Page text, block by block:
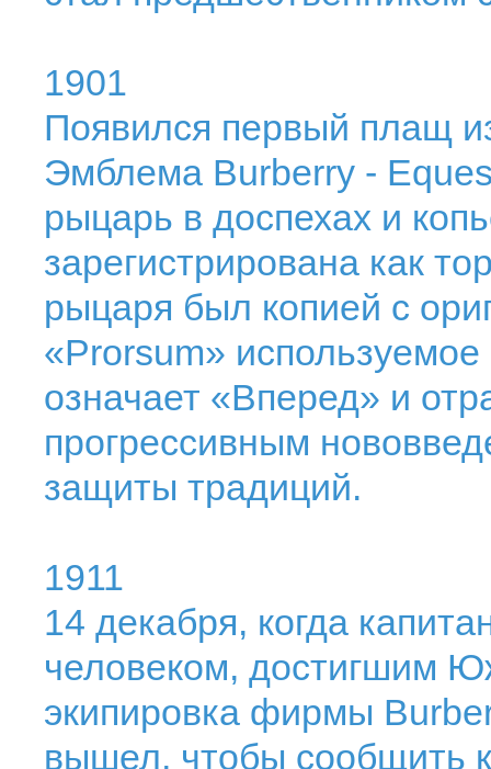
1901
Появился первый плащ
Эмблема Burberry -
рыцарь в доспехах и
зарегистрирована как
рыцаря был копией с
«Prorsum» используемое
означает «Вперед» и
прогрессивным
защиты традиций.
1911
14 декабря, когда
человеком, достигшим
экипировка фирмы
вышел, чтобы сообщить